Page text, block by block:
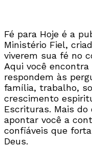
Fé para Hoje é a
Ministério Fiel,
viverem sua fé no
Aqui você
respondem às
família, trabalho,
crescimento
Escrituras. Mais
apontar você a
confiáveis que
Deus.